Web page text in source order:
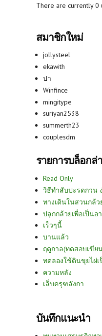
There are currently 0
สมาชิกใหม่
jollysteel
ekawith
ปา
Winfince
mingitype
suriyan2538
summerth23
couplesdm
รายการบล็อกล่
Read Only
วิธีทำสับปะรดกวน
ทางเดินในสวนกล้ว
ปลูกกล้วยเพื่อเป็นอ
เร็วๆนี้
บานแล้ว
ฤดูกาล(ทดสอบเขีย
ทดลองใช้ดินขุยไผ่
ความหลัง
เล็บครุฑลังกา
บันทึกแนะนำ